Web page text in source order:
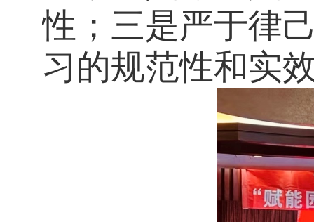
性；三是严于律
习的规范性和实